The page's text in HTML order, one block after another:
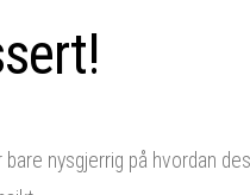
nysgjerrig på hvordan